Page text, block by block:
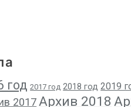
год 2017 год 2018 год 2019
2017Архив 2018